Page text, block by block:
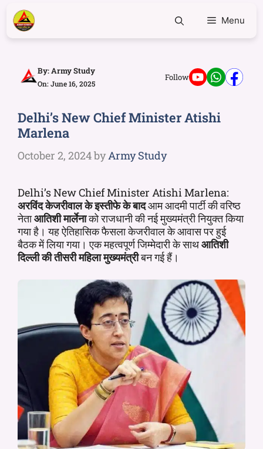
Menu
By:Army Study
On: June 16, 2025
Follow
Delhi’s New Chief Minister Atishi
Marlena
October 2, 2024byArmy Study
Delhi’s New Chief Minister Atishi Marlena:
अरविंद केजरीवाल के इस्तीफे के बादआम आदमी पार्टी की वरिष्ठ
नेताआतिशी मार्लेनाको राजधानी की नई मुख्यमंत्री नियुक्त किया
गया है। यह ऐतिहासिक फैसला केजरीवाल के आवास पर हुई
बैठक में लिया गया। एक महत्वपूर्ण जिम्मेदारी के साथआतिशी
दिल्ली की तीसरी महिला मुख्यमंत्रीबन गई हैं।